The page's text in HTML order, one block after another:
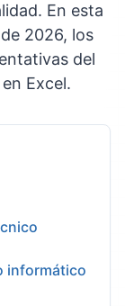
En esta
2026, los
del
Excel.
informático